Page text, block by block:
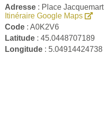
Adresse : Place
Itinéraire Google Maps
Code : A0K2V6
Latitude : 45.0448707189
Longitude : 5.04914424738